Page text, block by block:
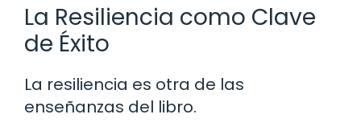
La Resiliencia como Clave
de Éxito
La resiliencia es otra de las
enseñanzas del libro.